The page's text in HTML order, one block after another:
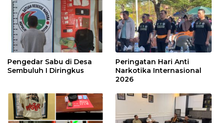
Pengedar Sabu di Desa
Sembuluh I Diringkus
Peringatan Hari Anti
Narkotika Internasional
2026